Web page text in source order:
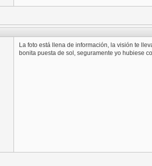
La foto está llena de información, la visión te
bonita puesta de sol, seguramente yo hubiese